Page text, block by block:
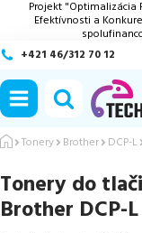
Projekt "Optimalizácia
Efektívnosti a
+421 46/312 70 12
Tonery Brother DCP-L
Tonery do
Brother DCP-